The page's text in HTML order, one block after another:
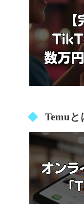
Temuと